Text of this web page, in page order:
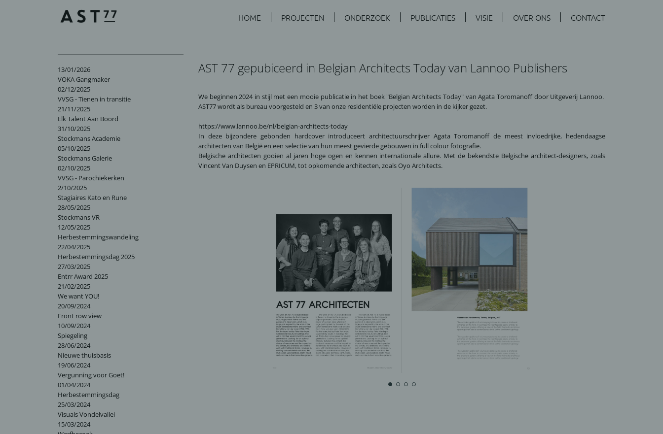
HOME PROJECTEN ONDERZOEK PUBLICATIES VISIE OVER ONS CONTACT
13/01/2026
VOKA Gangmaker
02/12/2025
VVSG - Tienen in transitie
21/11/2025
Elk Talent Aan Boord
31/10/2025
Stockmans Academie
05/10/2025
Stockmans Galerie
02/10/2025
VVSG - Parochiekerken
2/10/2025
Stagiaires Kato en Rune
28/05/2025
Stockmans VR
12/05/2025
Herbestemmingswandeling
22/04/2025
Herbestemmingsdag 2025
27/03/2025
Entrr Award 2025
21/02/2025
We want YOU!
20/09/2024
Front row view
10/09/2024
Spiegeling
28/06/2024
Nieuwe thuisbasis
19/06/2024
Vergunning voor Goet!
01/04/2024
Herbestemmingsdag
25/03/2024
Visuals Vondelvallei
15/03/2024
AST 77 gepubiceerd in Belgian Architects Today van Lannoo Publishers
We beginnen 2024 in stijl met een mooie publicatie in het boek "Belgian Architects Today" van Agata Toromanoff door Uitgeverij Lannoo.
AST77 wordt als bureau voorgesteld en 3 van onze residentiële projecten worden in de kijker gezet.
https://www.lannoo.be/nl/belgian-architects-today
In deze bijzondere gebonden hardcover introduceert architectuurschrijver Agata Toromanoff de meest invloedrijke, hedendaagse
architecten van België en een selectie van hun meest gevierde gebouwen in full colour fotografie.
Belgische architecten gooien al jaren hoge ogen en kennen internationale allure. Met de bekendste Belgische architect-designers, zoals
Vincent Van Duysen en EPRICUM, tot opkomende architecten, zoals Oyo Architects.